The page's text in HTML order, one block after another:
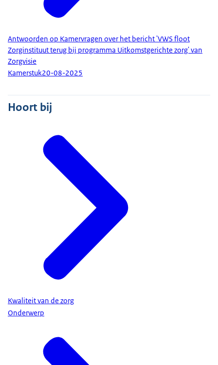
Antwoorden op Kamervragen over het bericht 'VWS floot
Zorginstituut terug bij programma Uitkomstgerichte zorg' van
Zorgvisie
Kamerstuk20-08-2025
Hoort bij
Kwaliteit van de zorg
Onderwerp